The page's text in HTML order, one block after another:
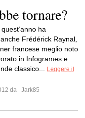
tornare?
ha
Frédérick Raynal,
francese meglio noto
in Infogrames e
classico...
Leggere il
da
Jark85